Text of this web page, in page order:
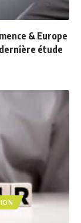
& Europe
étude